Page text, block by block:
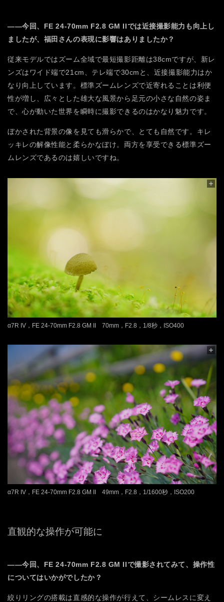
――今回、FE 24-70mm F2.8 GM IIでは近接撮影能力も向上し
ましたが、福田さんの表現に影響はありましたか？
従来モデルではズーム全域で最短撮影距離は38cmですが、新レ
ンズはワイド端で21cm、テレ端で30cmと、近接撮影能力はか
なり向上しています。標準ズームレンズで近寄れることは利便
性が増し、広々とした雄大な風景から足元の小さな自然の姿ま
で、心が動いた世界を瞬時に撮影できるのはかなり魅力です。
ぼかされた背景の像を見ても滑らかで、とても自然です。キレ
ッキレの解像性能と柔らかなぼけ。両方を享受できる標準ズー
ムレンズであるのは嬉しいですね。
α7R IV，FE 24-70mm F2.8 GM II 70mm，F2.8，1/8秒，ISO400
α7R IV，FE 24-70mm F2.8 GM II 49mm，F2.8，1/1600秒，ISO200
直観的な操作が可能に
――今回、FE 24-70mm F2.8 GM IIで撮影されてみて、操作性
についてはいかがでしたか？
絞りリングの搭載は直感的な操作が行えて、シームレスに変え